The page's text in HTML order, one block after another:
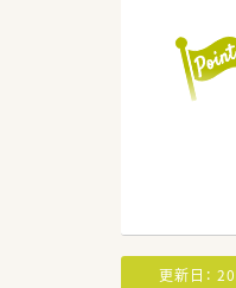
更新日：